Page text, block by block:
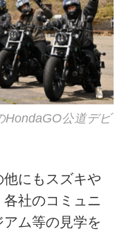
HondaGO公道デビ
にもスズキや
社のコミュニ
ム等の見学を